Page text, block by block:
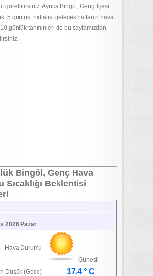
görebilirsiniz. Ayrıca Bingöl, Genç ilçesi
5 günlük, haftalık, gelecek haftanın hava
günlük tahminleri de bu sayfamızdan
Bingöl, Genç Hava
Sıcaklığı Beklentisi
2026 Pazar
Hava Durumu
Güneşli
Düşük (Gece)
17.4 ° C